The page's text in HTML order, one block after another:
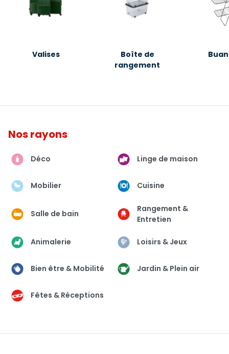
Valises
Boîte de
rangement
Nos rayons
Déco Linge de maison
Mobilier Cuisine
Salle de bain
Rangement &
Entretien
Animalerie Loisirs & Jeux
Bien être & Mobilité Jardin & Plein air
Fêtes & Réceptions